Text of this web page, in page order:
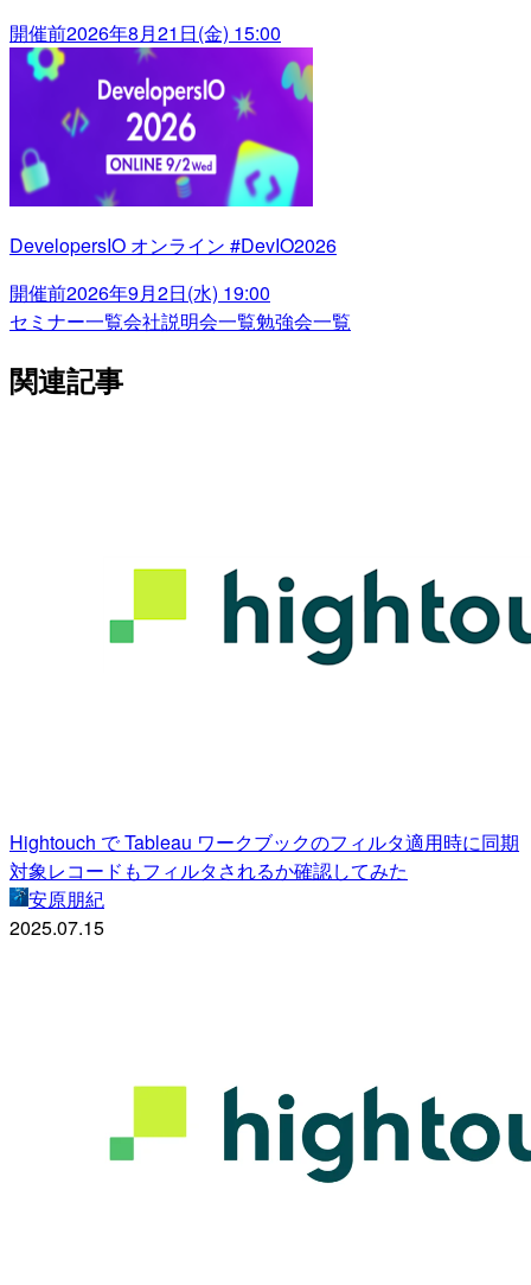
開催前2026年8月21日(金) 15:00
DevelopersIO オンライン #DevIO2026
開催前2026年9月2日(水) 19:00
セミナー一覧会社説明会一覧勉強会一覧
関連記事
Hightouch で Tableau ワークブックのフィルタ適用時に同期
対象レコードもフィルタされるか確認してみた
安原朋紀
2025.07.15